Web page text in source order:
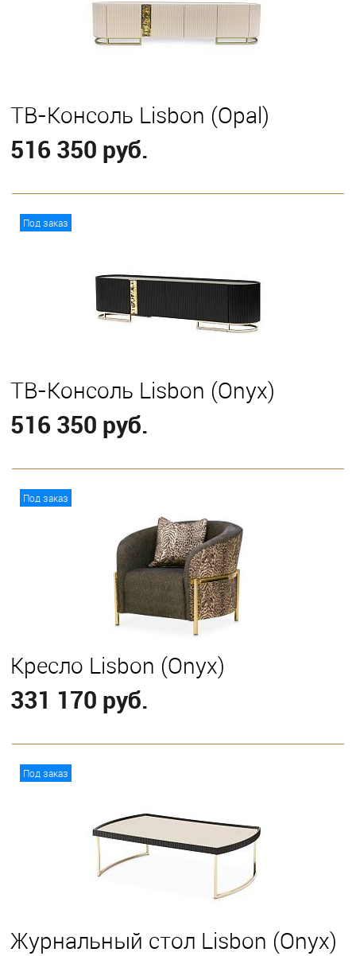
ТВ-Консоль Lisbon (Opal)
516 350 руб.
Под заказ
ТВ-Консоль Lisbon (Onyx)
516 350 руб.
Под заказ
Кресло Lisbon (Onyx)
331 170 руб.
Под заказ
Журнальный стол Lisbon (Onyx)